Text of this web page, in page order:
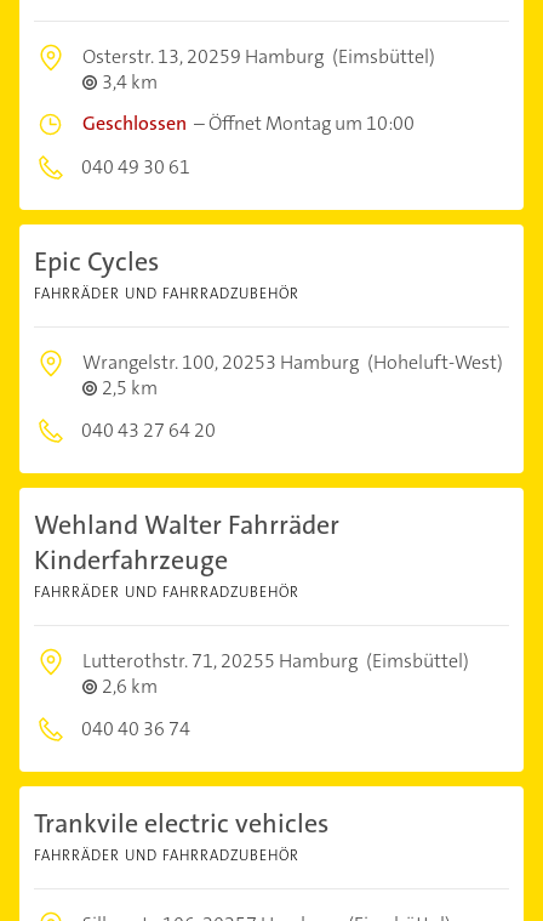
Osterstr. 13,20259 Hamburg (Eimsbüttel)
3,4 km
Geschlossen –Öffnet Montag um 10:00
040 49 30 61
Epic Cycles
FAHRRÄDER UND FAHRRADZUBEHÖR
Wrangelstr. 100,20253 Hamburg (Hoheluft-West)
2,5 km
040 43 27 64 20
Wehland Walter Fahrräder
Kinderfahrzeuge
FAHRRÄDER UND FAHRRADZUBEHÖR
Lutterothstr. 71,20255 Hamburg (Eimsbüttel)
2,6 km
040 40 36 74
Trankvile electric vehicles
FAHRRÄDER UND FAHRRADZUBEHÖR